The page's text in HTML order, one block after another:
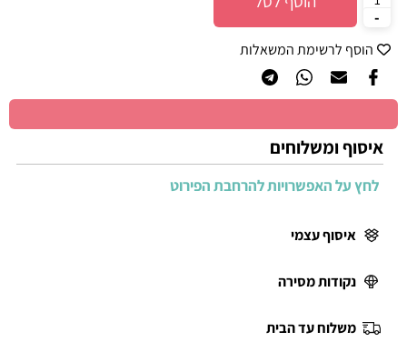
הוסף לרשימת המשאלות
איסוף ומשלוחים
לחץ על האפשרויות להרחבת הפירוט
איסוף עצמי
נקודות מסירה
משלוח עד הבית